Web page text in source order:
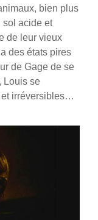
bien plus
sol acide et
de leur vieux
des états pires
de Gage de se
Louis se
et irréversibles…